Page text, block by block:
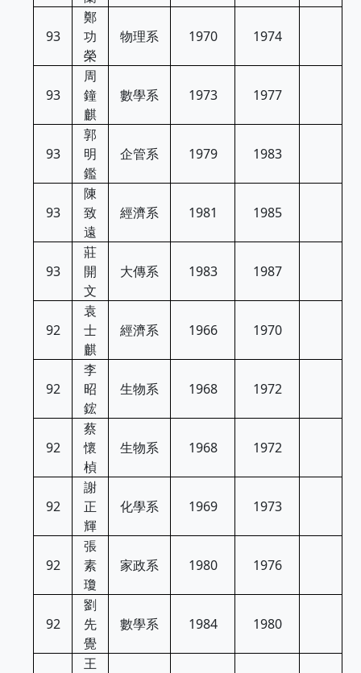
93
鄭
功
榮
物理系 1970 1974
93
周
鐘
麒
數學系 1973 1977
93
郭
明
鑑
企管系 1979 1983
93
陳
致
遠
經濟系 1981 1985
93
莊
開
文
大傳系 1983 1987
92
袁
士
麒
經濟系 1966 1970
92
李
昭
鋐
生物系 1968 1972
92
蔡
懷
楨
生物系 1968 1972
92
謝
正
輝
化學系 1969 1973
92
張
素
瓊
家政系 1980 1976
92
劉
先
覺
數學系 1984 1980
王